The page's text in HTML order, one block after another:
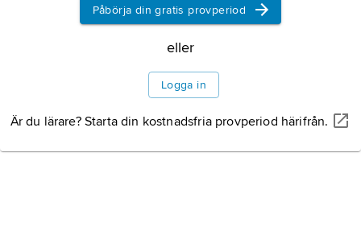
Påbörja din gratis provperiod
eller
Logga in
Är du lärare? Starta din kostnadsfria provperiod härifrån.